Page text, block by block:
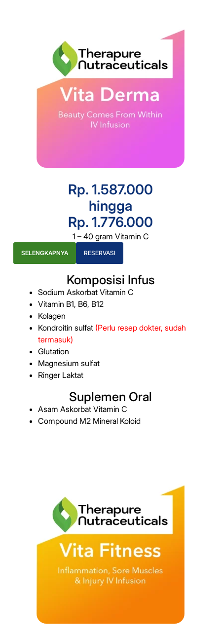
Rp. 1.587.000
hingga
Rp. 1.776.000
1 – 40 gram Vitamin C
SELENGKAPNYA RESERVASI
Komposisi Infus
Sodium Askorbat Vitamin C
Vitamin B1, B6, B12
Kolagen
Kondroitin sulfat (Perlu resep dokter, sudah
termasuk)
Glutation
Magnesium sulfat
Ringer Laktat
Suplemen Oral
Asam Askorbat Vitamin C
Compound M2 Mineral Koloid